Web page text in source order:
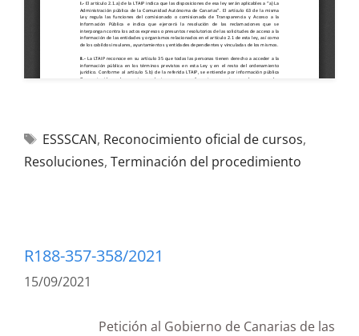
ESSSCAN, Reconocimiento oficial de cursos,
Resoluciones, Terminación del procedimiento
R188-357-358/2021
15/09/2021
Petición al Gobierno de Canarias de las